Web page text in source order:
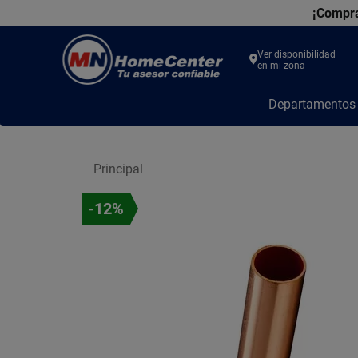
Center
Ver disponibilidad
en mi zona
Principal
-12%